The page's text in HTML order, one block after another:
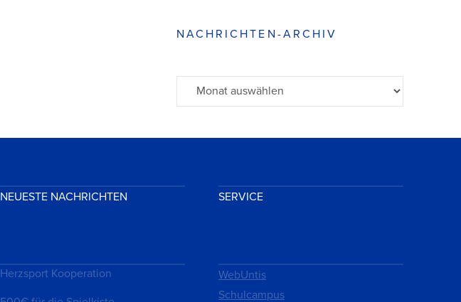
NACHRICHTEN-ARCHIV
Archiv
NEUESTE NACHRICHTEN
Herzsport Kooperation
SERVICE
WebUntis
Schulcampus